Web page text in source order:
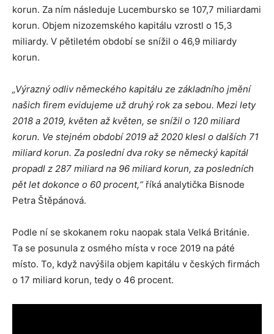
korun. Za ním následuje Lucembursko se 107,7 miliardami
korun. Objem nizozemského kapitálu vzrostl o 15,3
miliardy. V pětiletém období se snížil o 46,9 miliardy
korun.
„Výrazný odliv německého kapitálu ze základního jmění
našich firem evidujeme už druhý rok za sebou. Mezi lety
2018 a 2019, květen až květen, se snížil o 120 miliard
korun. Ve stejném období 2019 až 2020 klesl o dalších 71
miliard korun. Za poslední dva roky se německý kapitál
propadl z 287 miliard na 96 miliard korun, za posledních
pět let dokonce o 60 procent,“říká analytička Bisnode
Petra Štěpánová.
Podle ní se skokanem roku naopak stala Velká Británie.
Ta se posunula z osmého místa v roce 2019 na páté
místo. To, když navýšila objem kapitálu v českých firmách
o 17 miliard korun, tedy o 46 procent.